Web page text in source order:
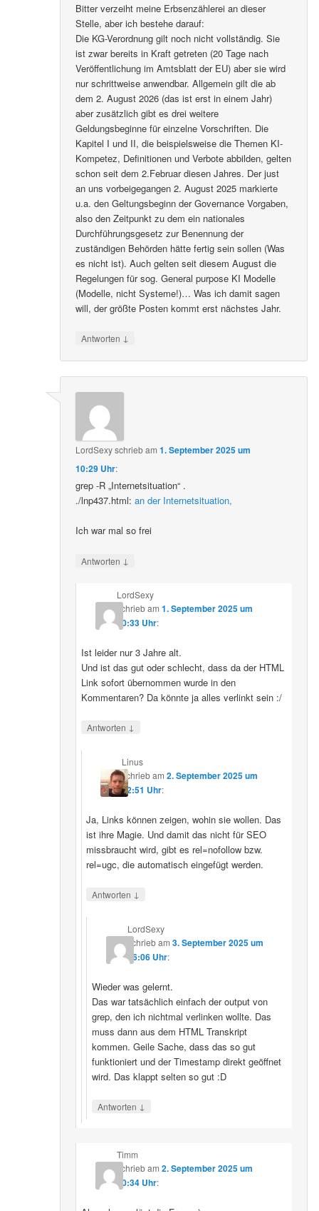
Bitter verzeiht meine Erbsenzählerei an dieser
Stelle, aber ich bestehe darauf:
Die KG-Verordnung gilt noch nicht vollständig. Sie
ist zwar bereits in Kraft getreten (20 Tage nach
Veröffentlichung im Amtsblatt der EU) aber sie wird
nur schrittweise anwendbar. Allgemein gilt die ab
dem 2. August 2026 (das ist erst in einem Jahr)
aber zusätzlich gibt es drei weitere
Geldungsbeginne für einzelne Vorschriften. Die
Kapitel I und II, die beispielsweise die Themen KI-
Kompetez, Definitionen und Verbote abbilden, gelten
schon seit dem 2.Februar diesen Jahres. Der just
an uns vorbeigegangen 2. August 2025 markierte
u.a. den Geltungsbeginn der Governance Vorgaben,
also den Zeitpunkt zu dem ein nationales
Durchführungsgesetz zur Benennung der
zuständigen Behörden hätte fertig sein sollen (Was
es nicht ist). Auch gelten seit diesem August die
Regelungen für sog. General purpose KI Modelle
(Modelle, nicht Systeme!)… Was ich damit sagen
will, der größte Posten kommt erst nächstes Jahr.
Antworten ↓
LordSexyschriebam1. September 2025 um
10:29 Uhr:
grep -R „Internetsituation“ .
./lnp437.html:an der Internetsituation,
Ich war mal so frei
Antworten ↓
LordSexy
schriebam 1. September 2025 um
10:33 Uhr:
Ist leider nur 3 Jahre alt.
Und ist das gut oder schlecht, dass da der HTML
Link sofort übernommen wurde in den
Kommentaren? Da könnte ja alles verlinkt sein :/
Antworten ↓
Linus
schriebam2. September 2025 um
12:51 Uhr:
Ja, Links können zeigen, wohin sie wollen. Das
ist ihre Magie. Und damit das nicht für SEO
missbraucht wird, gibt es rel=nofollow bzw.
rel=ugc, die automatisch eingefügt werden.
Antworten ↓
LordSexy
schriebam 3. September 2025 um
16:06 Uhr:
Wieder was gelernt.
Das war tatsächlich einfach der output von
grep, den ich nichtmal verlinken wollte. Das
muss dann aus dem HTML Transkript
kommen. Geile Sache, dass das so gut
funktioniert und der Timestamp direkt geöffnet
wird. Das klappt selten so gut :D
Antworten ↓
Timm
schriebam 2. September 2025 um
10:34 Uhr: